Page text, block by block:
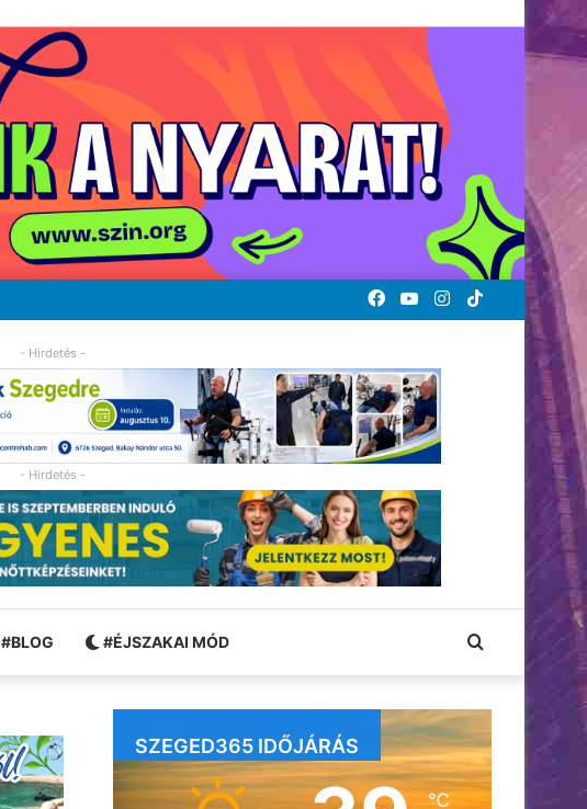
TikTok
Instagram
YouTube
Facebook
- Hirdetés -
- Hirdetés -
#BLOG #ÉJSZAKAI MÓD Keresés:
SZEGED365 IDŐJÁRÁS
℃